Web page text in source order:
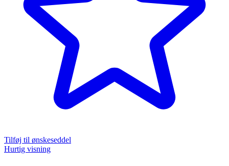
Tilføj til ønskeseddel
Hurtig visning